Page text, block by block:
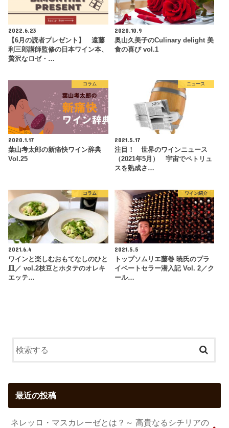
2022.6.23
【6月の読者プレゼント】 遠藤
利三郎講師監修の日本ワイン本、
贅沢なロゼ・…
2020.10.9
奥山久美子のCulinary delight 美
食の喜び vol.1
コラム
2020.1.17
葉山考太郎の新痛快ワイン辞典
Vol.25
ニュース
2021.5.17
注目！ 世界のワインニュース
（2021年5月） 宇宙でペトリュ
スを熟成さ…
コラム
2021.6.4
ワインと楽しむおもてなしのひと
皿／ vol.2枝豆とホタテのオレキ
エッテ…
ワイン紹介
2021.5.5
トップソムリエ藤巻 暁氏のプラ
イベートセラー潜入記 Vol. 2／ク
ール…
最近の投稿
ネレッロ・マスカレーゼとは？～ 高貴なるシチリアの